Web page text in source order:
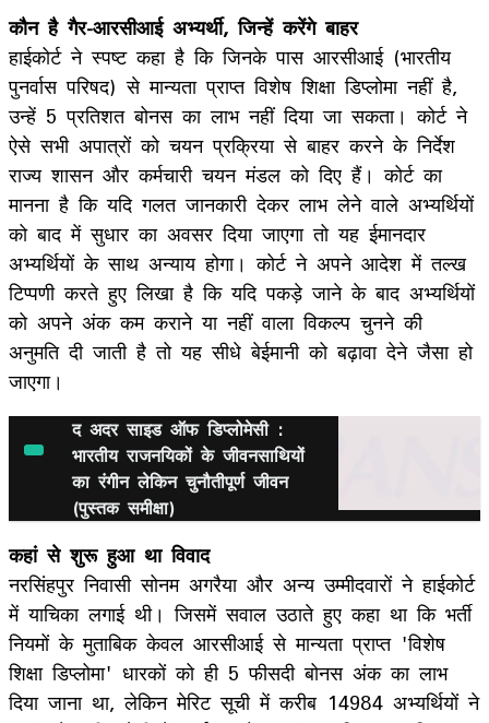
कौन है गैर-आरसीआई अभ्यर्थी, जिन्हें करेंगे बाहर
हाईकोर्ट ने स्पष्ट कहा है कि जिनके पास आरसीआई (भारतीय
पुनर्वास परिषद) से मान्यता प्राप्त विशेष शिक्षा डिप्लोमा नहीं है,
उन्हें 5 प्रतिशत बोनस का लाभ नहीं दिया जा सकता। कोर्ट ने
ऐसे सभी अपात्रों को चयन प्रक्रिया से बाहर करने के निर्देश
राज्य शासन और कर्मचारी चयन मंडल को दिए हैं। कोर्ट का
मानना है कि यदि गलत जानकारी देकर लाभ लेने वाले अभ्यर्थियों
को बाद में सुधार का अवसर दिया जाएगा तो यह ईमानदार
अभ्यर्थियों के साथ अन्याय होगा। कोर्ट ने अपने आदेश में तल्ख
टिप्पणी करते हुए लिखा है कि यदि पकड़े जाने के बाद अभ्यर्थियों
को अपने अंक कम कराने या नहीं वाला विकल्प चुनने की
अनुमति दी जाती है तो यह सीधे बेईमानी को बढ़ावा देने जैसा हो
जाएगा।
द अदर साइड ऑफ डिप्लोमेसी :
भारतीय राजनयिकों के जीवनसाथियों
का रंगीन लेकिन चुनौतीपूर्ण जीवन
(पुस्तक समीक्षा)
कहां से शुरू हुआ था विवाद
नरसिंहपुर निवासी सोनम अगरैया और अन्य उम्मीदवारों ने हाईकोर्ट
में याचिका लगाई थी। जिसमें सवाल उठाते हुए कहा था कि भर्ती
नियमों के मुताबिक केवल आरसीआई से मान्यता प्राप्त 'विशेष
शिक्षा डिप्लोमा' धारकों को ही 5 फीसदी बोनस अंक का लाभ
दिया जाना था, लेकिन मेरिट सूची में करीब 14984 अभ्यर्थियों ने